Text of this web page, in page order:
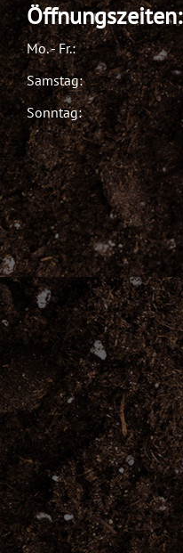
Öffnungszeiten:
Mo. - Fr.:
Samstag:
Sonntag: